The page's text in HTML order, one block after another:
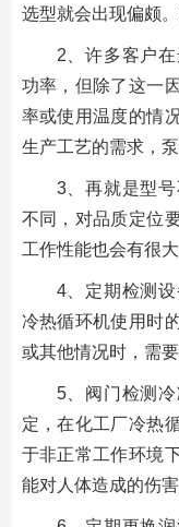
选型就会出现偏颇
2、许多客户
功率，但除了这一
率或使用温度的情
生产工艺的需求，
3、再就是型
不同，对品质定位
工作性能也会有很大
4、定期检测
冷热循环机使用时
或其他情况时，需
5、阀门检测
定，在化工厂冷热
于非正常工作环境
能对人体造成的伤害